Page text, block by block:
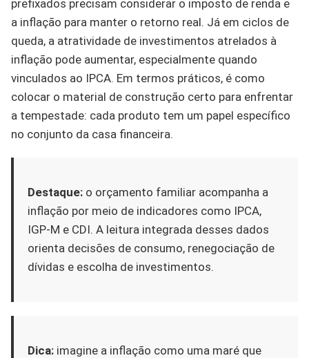
prefixados precisam considerar o imposto de renda e
a inflação para manter o retorno real. Já em ciclos de
queda, a atratividade de investimentos atrelados à
inflação pode aumentar, especialmente quando
vinculados ao IPCA. Em termos práticos, é como
colocar o material de construção certo para enfrentar
a tempestade: cada produto tem um papel específico
no conjunto da casa financeira.
Destaque: o orçamento familiar acompanha a
inflação por meio de indicadores como IPCA,
IGP-M e CDI. A leitura integrada desses dados
orienta decisões de consumo, renegociação de
dívidas e escolha de investimentos.
Dica: imagine a inflação como uma maré que